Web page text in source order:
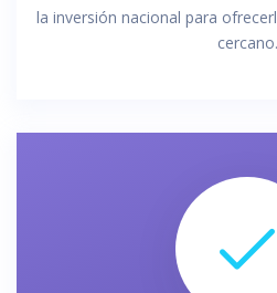
la inversión nacional para
cercano.